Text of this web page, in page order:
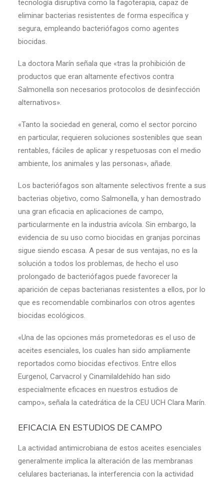
tecnología disruptiva como la fagoterapia, capaz de
eliminar bacterias resistentes de forma específica y
segura, empleando bacteriófagos como agentes
biocidas.
La doctora Marín señala que «tras la prohibición de
productos que eran altamente efectivos contra
Salmonella son necesarios protocolos de desinfección
alternativos».
«Tanto la sociedad en general, como el sector porcino
en particular, requieren soluciones sostenibles que sean
rentables, fáciles de aplicar y respetuosas con el medio
ambiente, los animales y las personas», añade.
Los bacteriófagos son altamente selectivos frente a sus
bacterias objetivo, como Salmonella, y han demostrado
una gran eficacia en aplicaciones de campo,
particularmente en la industria avícola. Sin embargo, la
evidencia de su uso como biocidas en granjas porcinas
sigue siendo escasa. A pesar de sus ventajas, no es la
solución a todos los problemas, de hecho el uso
prolongado de bacteriófagos puede favorecer la
aparición de cepas bacterianas resistentes a ellos, por lo
que es recomendable combinarlos con otros agentes
biocidas ecológicos.
«Una de las opciones más prometedoras es el uso de
aceites esenciales, los cuales han sido ampliamente
reportados como biocidas efectivos. Entre ellos
Eurgenol, Carvacrol y Cinamilaldehído han sido
especialmente eficaces en nuestros estudios de
campo», señala la catedrática de la CEU UCH Clara Marín.
EFICACIA EN ESTUDIOS DE CAMPO
La actividad antimicrobiana de estos aceites esenciales
generalmente implica la alteración de las membranas
celulares bacterianas, la interferencia con la actividad